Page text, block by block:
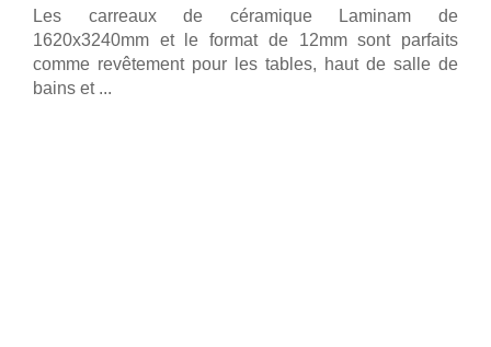
Les carreaux de céramique Laminam de
1620x3240mm et le format de 12mm sont parfaits
comme revêtement pour les tables, haut de salle de
bains et ...